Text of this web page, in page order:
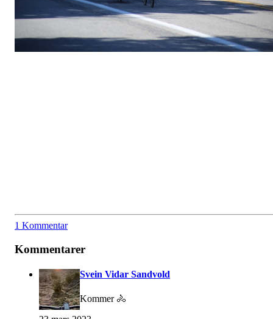
1 Kommentar
Kommentarer
Svein Vidar Sandvold
Kommer 🚴